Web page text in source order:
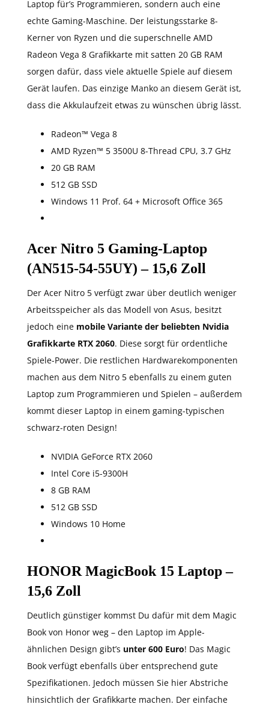
Laptop für’s Programmieren, sondern auch eine
echte Gaming-Maschine. Der leistungsstarke 8-
Kerner von Ryzen und die superschnelle AMD
Radeon Vega 8 Grafikkarte mit satten 20 GB RAM
sorgen dafür, dass viele aktuelle Spiele auf diesem
Gerät laufen. Das einzige Manko an diesem Gerät ist,
dass die Akkulaufzeit etwas zu wünschen übrig lässt.
Radeon™ Vega 8
AMD Ryzen™ 5 3500U 8-Thread CPU, 3.7 GHz
20 GB RAM
512 GB SSD
Windows 11 Prof. 64 + Microsoft Office 365
Acer Nitro 5 Gaming-Laptop
(AN515-54-55UY) – 15,6 Zoll
Der Acer Nitro 5 verfügt zwar über deutlich weniger
Arbeitsspeicher als das Modell von Asus, besitzt
jedoch eine mobile Variante der beliebten Nvidia
Grafikkarte RTX 2060. Diese sorgt für ordentliche
Spiele-Power. Die restlichen Hardwarekomponenten
machen aus dem Nitro 5 ebenfalls zu einem guten
Laptop zum Programmieren und Spielen – außerdem
kommt dieser Laptop in einem gaming-typischen
schwarz-roten Design!
NVIDIA GeForce RTX 2060
Intel Core i5-9300H
8 GB RAM
512 GB SSD
Windows 10 Home
HONOR MagicBook 15 Laptop –
15,6 Zoll
Deutlich günstiger kommst Du dafür mit dem Magic
Book von Honor weg – den Laptop im Apple-
ähnlichen Design gibt’s unter 600 Euro! Das Magic
Book verfügt ebenfalls über entsprechend gute
Spezifikationen. Jedoch müssen Sie hier Abstriche
hinsichtlich der Grafikkarte machen. Der einfache